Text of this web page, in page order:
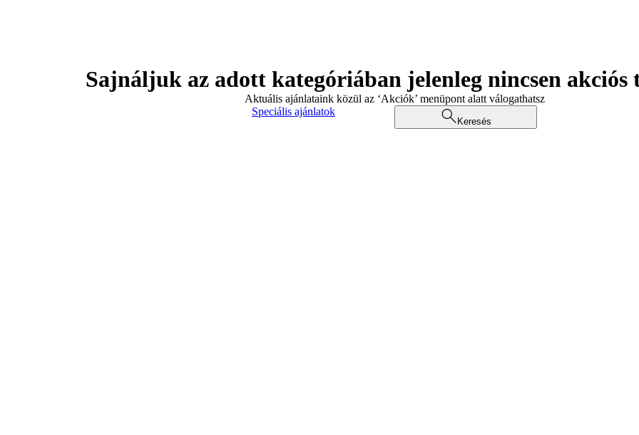
Sajnáljuk az adott kategóriában jelenleg nincsen akciós
Aktuális ajánlataink közül az ‘Akciók’ menüpont alatt válogathatsz
Speciális ajánlatok
Keresés